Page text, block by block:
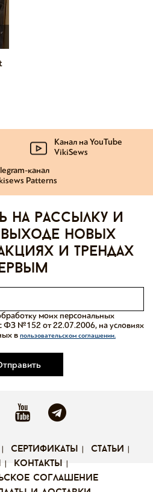
Канал на YouTube
VikiSews
канал
Patterns
на рассылку и
выходе новых
и трендах
моих персональных
ФЗ №152 от 22.07.2006, на условиях
в пользовательском соглашении.
сертификаты
статьи
контакты
соглашение